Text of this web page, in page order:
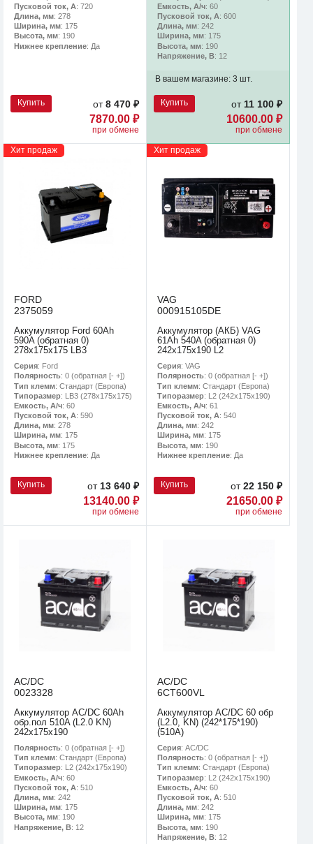
Пусковой ток, А: 720
Длина, мм: 278
Ширина, мм: 175
Высота, мм: 190
Нижнее крепление: Да
Купить от8 470 ₽
7870.00 ₽
при обмене
Емкость, А/ч: 60
Пусковой ток, А: 600
Длина, мм: 242
Ширина, мм: 175
Высота, мм: 190
Напряжение, В: 12
В вашем магазине: 3 шт.
Купить от11 100 ₽
10600.00 ₽
при обмене
Хит продаж
FORD
2375059
Аккумулятор Ford 60Ah
590A (обратная 0)
278x175x175 LB3
Серия: Ford
Полярность: 0 (обратная [- +])
Тип клемм: Стандарт (Европа)
Типоразмер: LB3 (278х175х175)
Емкость, А/ч: 60
Пусковой ток, А: 590
Длина, мм: 278
Ширина, мм: 175
Высота, мм: 175
Нижнее крепление: Да
Купить от13 640 ₽
13140.00 ₽
при обмене
Хит продаж
VAG
000915105DE
Аккумулятор (АКБ) VAG
61Ah 540A (обратная 0)
242x175x190 L2
Серия: VAG
Полярность: 0 (обратная [- +])
Тип клемм: Стандарт (Европа)
Типоразмер: L2 (242х175х190)
Емкость, А/ч: 61
Пусковой ток, А: 540
Длина, мм: 242
Ширина, мм: 175
Высота, мм: 190
Нижнее крепление: Да
Купить от22 150 ₽
21650.00 ₽
при обмене
AC/DC
0023328
Аккумулятор AC/DC 60Ah
обр.пол 510A (L2.0 KN)
242х175х190
Полярность: 0 (обратная [- +])
Тип клемм: Стандарт (Европа)
Типоразмер: L2 (242х175х190)
Емкость, А/ч: 60
Пусковой ток, А: 510
Длина, мм: 242
Ширина, мм: 175
Высота, мм: 190
Напряжение, В: 12
AC/DC
6CT600VL
Аккумулятор AC/DC 60 обр
(L2.0, KN) (242*175*190)
(510А)
Серия: AC/DC
Полярность: 0 (обратная [- +])
Тип клемм: Стандарт (Европа)
Типоразмер: L2 (242х175х190)
Емкость, А/ч: 60
Пусковой ток, А: 510
Длина, мм: 242
Ширина, мм: 175
Высота, мм: 190
Напряжение, В: 12